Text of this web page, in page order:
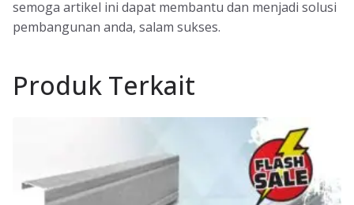
semoga artikel ini dapat membantu dan menjadi solusi
pembangunan anda, salam sukses.
Produk Terkait